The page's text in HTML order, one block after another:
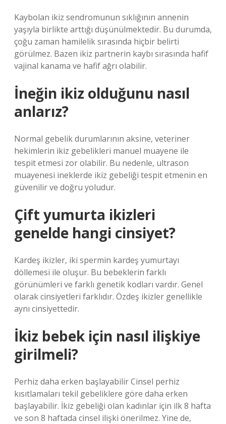
Kaybolan ikiz sendromunun sıklığının annenin
yaşıyla birlikte arttığı düşünülmektedir. Bu durumda,
çoğu zaman hamilelik sırasında hiçbir belirti
görülmez. Bazen ikiz partnerin kaybı sırasında hafif
vajinal kanama ve hafif ağrı olabilir.
İneğin ikiz olduğunu nasıl
anlarız?
Normal gebelik durumlarının aksine, veteriner
hekimlerin ikiz gebelikleri manuel muayene ile
tespit etmesi zor olabilir. Bu nedenle, ultrason
muayenesi ineklerde ikiz gebeliği tespit etmenin en
güvenilir ve doğru yoludur.
Çift yumurta ikizleri
genelde hangi cinsiyet?
Kardeş ikizler, iki spermin kardeş yumurtayı
döllemesi ile oluşur. Bu bebeklerin farklı
görünümleri ve farklı genetik kodları vardır. Genel
olarak cinsiyetleri farklıdır. Özdeş ikizler genellikle
aynı cinsiyettedir.
İkiz bebek için nasıl ilişkiye
girilmeli?
Perhiz daha erken başlayabilir Cinsel perhiz
kısıtlamaları tekil gebeliklere göre daha erken
başlayabilir. İkiz gebeliği olan kadınlar için ilk 8 hafta
ve son 8 haftada cinsel ilişki önerilmez. Yine de,